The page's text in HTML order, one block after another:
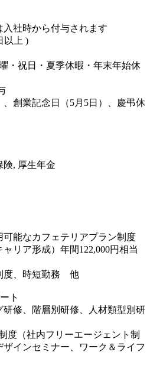
社時から付与されます
以上 )
・祝日・夏季休暇・年末年始休
創業記念日（5月5日）、慶弔休
険, 厚生年金
能なカフェテリアプラン制度
ャリア形成）年間122,000円相当
度、時短勤務 他
ト
修、階層別研修、人材類型別研
度（社内フリーエージェント制
インセミナー、ワーク＆ライフ